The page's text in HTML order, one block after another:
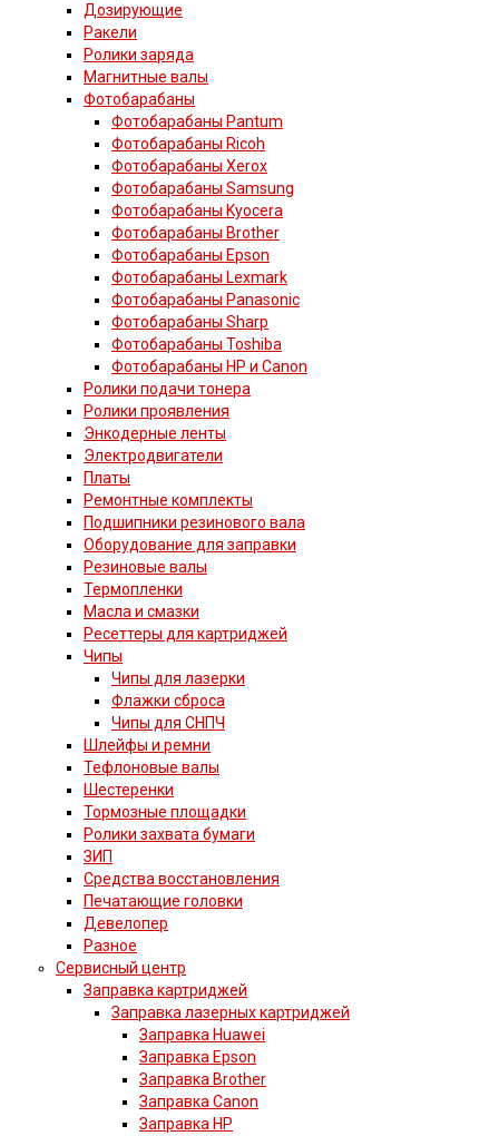
Дозирующие
Ракели
Ролики заряда
Магнитные валы
Фотобарабаны
Фотобарабаны Pantum
Фотобарабаны Ricoh
Фотобарабаны Xerox
Фотобарабаны Samsung
Фотобарабаны Kyocera
Фотобарабаны Brother
Фотобарабаны Epson
Фотобарабаны Lexmark
Фотобарабаны Panasonic
Фотобарабаны Sharp
Фотобарабаны Toshiba
Фотобарабаны HP и Canon
Ролики подачи тонера
Ролики проявления
Энкодерные ленты
Электродвигатели
Платы
Ремонтные комплекты
Подшипники резинового вала
Оборудование для заправки
Резиновые валы
Термопленки
Масла и смазки
Ресеттеры для картриджей
Чипы
Чипы для лазерки
Флажки сброса
Чипы для СНПЧ
Шлейфы и ремни
Тефлоновые валы
Шестеренки
Тормозные площадки
Ролики захвата бумаги
ЗИП
Средства восстановления
Печатающие головки
Девелопер
Разное
Сервисный центр
Заправка картриджей
Заправка лазерных картриджей
Заправка Huawei
Заправка Epson
Заправка Brother
Заправка Canon
Заправка HP